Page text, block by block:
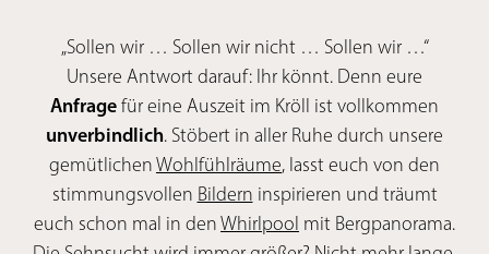
„Sollen wir … Sollen wir nicht … Sollen wir …“
Unsere Antwort darauf: Ihr könnt. Denn eure
Anfragefür eine Auszeit im Kröll ist vollkommen
unverbindlich. Stöbert in aller Ruhe durch unsere
gemütlichenWohlfühlräume, lasst euch von den
stimmungsvollen Bildern inspirieren und träumt
euch schon mal in denWhirlpool mit Bergpanorama.